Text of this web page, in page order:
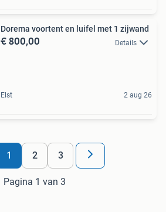
Dorema voortent en luifel met 1 zijwand
€ 800,00 Details
Elst 2 aug 26
1 2 3
Pagina 1 van 3